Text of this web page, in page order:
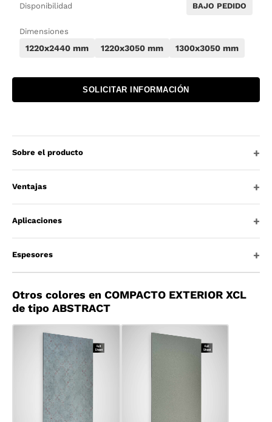
Disponibilidad BAJO PEDIDO
Dimensiones
1220x2440 mm 1220x3050 mm 1300x3050 mm
SOLICITAR INFORMACIÓN
Sobre el producto
Ventajas
Aplicaciones
Espesores
Otros colores en COMPACTO EXTERIOR XCL
de tipo ABSTRACT